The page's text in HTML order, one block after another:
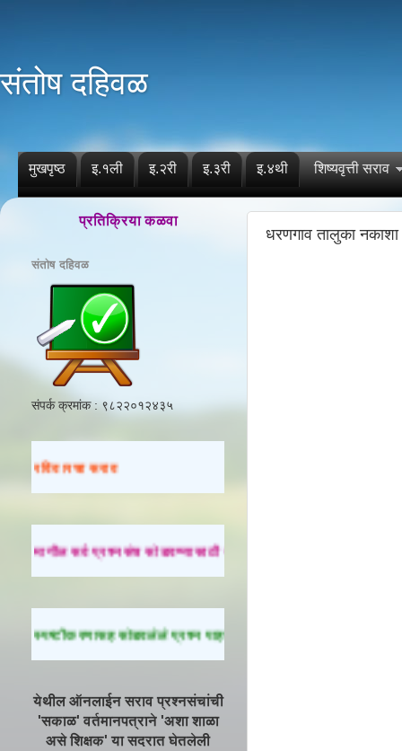
संतोष दहिवळ
मुखपृष्ठ इ.१ली इ.२री इ.३री इ.४थी शिष्यवृत्ती सराव
धरणगाव तालुका नकाशा
प्रतिक्रिया कळवा
संतोष दहिवळ
संपर्क क्रमांक : ९८२२०१२४३५
रविवारचा सराव
मागील सर्व प्रश्नसंच सोडवण्यासाठी येथे क्लिक करा.
स्पष्टीकरणासह सोडवलेले प्रश्न पाहण्यासाठी येथे क्लिक करा.
येथील ऑनलाईन सराव प्रश्नसंचांची
'सकाळ' वर्तमानपत्राने 'अशा शाळा
असे शिक्षक' या सदरात घेतलेली